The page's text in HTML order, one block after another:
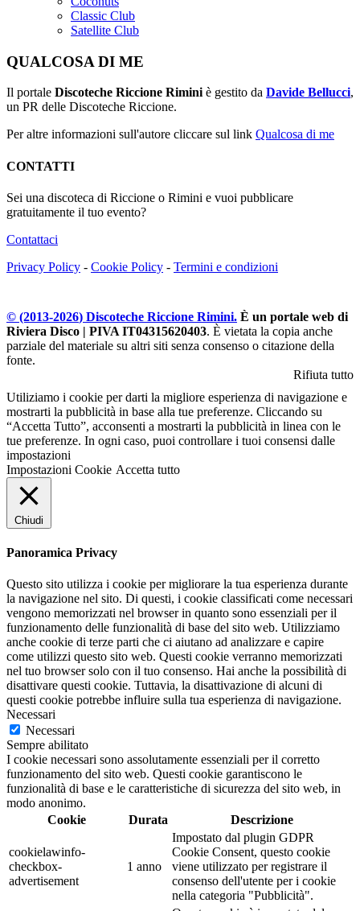
Classic Club
Satellite Club
QUALCOSA DI ME
Il portale Discoteche Riccione Rimini è gestito da Davide Bellucci,
un PR delle Discoteche Riccione.
Per altre informazioni sull'autore cliccare sul link Qualcosa di me
CONTATTI
Sei una discoteca di Riccione o Rimini e vuoi pubblicare
gratuitamente il tuo evento?
Contattaci
Privacy Policy - Cookie Policy - Termini e condizioni
© (2013-2026) Discoteche Riccione Rimini. È un portale web di
Riviera Disco | PIVA IT04315620403. È vietata la copia anche
parziale del materiale su altri siti senza consenso o citazione della
fonte.
Rifiuta tutto
Utiliziamo i cookie per darti la migliore esperienza di navigazione e
mostrarti la pubblicità in base alla tue preferenze. Cliccando su
“Accetta Tutto”, acconsenti a mostrarti la pubblicità in linea con le
tue preferenze. In ogni caso, puoi controllare i tuoi consensi dalle
impostazioni
Impostazioni Cookie Accetta tutto
Chiudi
Panoramica Privacy
Questo sito utilizza i cookie per migliorare la tua esperienza durante
la navigazione nel sito. Di questi, i cookie classificati come necessari
vengono memorizzati nel browser in quanto sono essenziali per il
funzionamento delle funzionalità di base del sito web. Utilizziamo
anche cookie di terze parti che ci aiutano ad analizzare e capire
come utilizzi questo sito web. Questi cookie verranno memorizzati
nel tuo browser solo con il tuo consenso. Hai anche la possibilità di
disattivare questi cookie. Tuttavia, la disattivazione di alcuni di
questi cookie potrebbe influire sulla tua esperienza di navigazione.
Necessari
Necessari
Sempre abilitato
I cookie necessari sono assolutamente essenziali per il corretto
funzionamento del sito web. Questi cookie garantiscono le
funzionalità di base e le caratteristiche di sicurezza del sito web, in
modo anonimo.
Cookie
Durata Descrizione
cookielawinfo-
checkbox-
advertisement
1 anno
Impostato dal plugin GDPR
Cookie Consent, questo cookie
viene utilizzato per registrare il
consenso dell'utente per i cookie
nella categoria "Pubblicità".